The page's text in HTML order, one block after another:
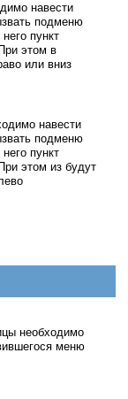
навести
подменю
пункт
этом в
или вниз
навести
подменю
пункт
этом из будут
необходимо
меню